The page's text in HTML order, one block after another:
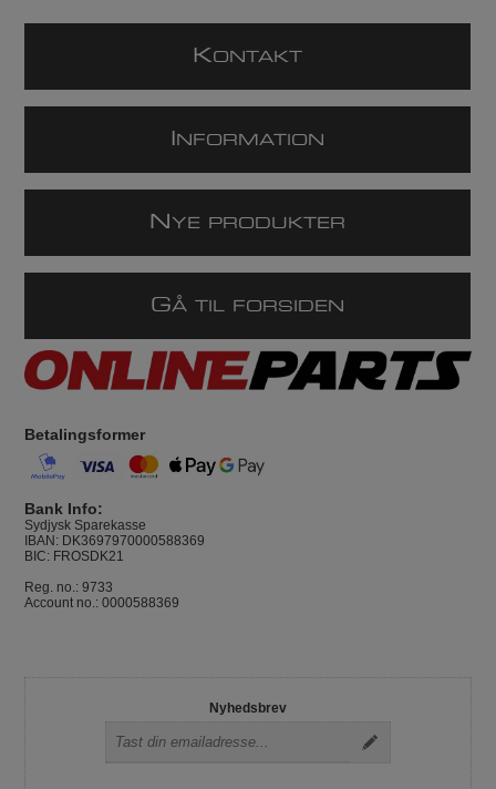
KONTAKT
NFORMATION
N YE PRODUKTER
GÅ TIL FORSIDEN
Betalingsformer
Bank Info:
Sydjysk Sparekasse
IBAN: DK3697970000588369
BIC: FROSDK21
Reg. no.: 9733
Account no.: 0000588369
Nyhedsbrev